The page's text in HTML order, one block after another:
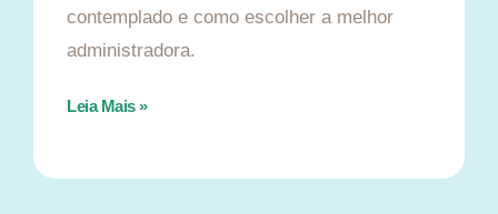
contemplado e como escolher a melhor
administradora.
Leia Mais »